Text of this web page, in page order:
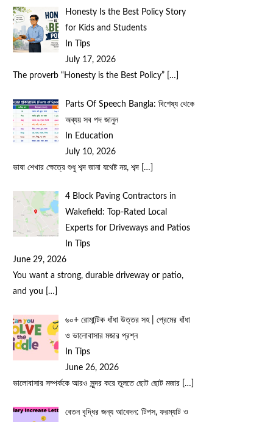
Honesty Is the Best Policy Story
for Kids and Students
In Tips
July 17, 2026
The proverb “Honesty is the Best Policy”
[…]
Parts Of Speech Bangla: বিশেষ্য থেকে
অব্যয় সব পদ জানুন
In Education
July 10, 2026
ভাষা শেখার ক্ষেত্রে শুধু শব্দ জানা যথেষ্ট নয়, শব্দ
[…]
4 Block Paving Contractors in
Wakefield: Top-Rated Local
Experts for Driveways and Patios
In Tips
June 29, 2026
You want a strong, durable driveway or patio,
and you
[…]
৬০+ রোমান্টিক ধাঁধা উত্তর সহ | প্রেমের ধাঁধা
ও ভালোবাসার মজার প্রশ্ন
In Tips
June 26, 2026
ভালোবাসার সম্পর্ককে আরও সুন্দর করে তুলতে ছোট ছোট মজার
[…]
বেতন বৃদ্ধির জন্য আবেদন: টিপস, ফরম্যাট ও